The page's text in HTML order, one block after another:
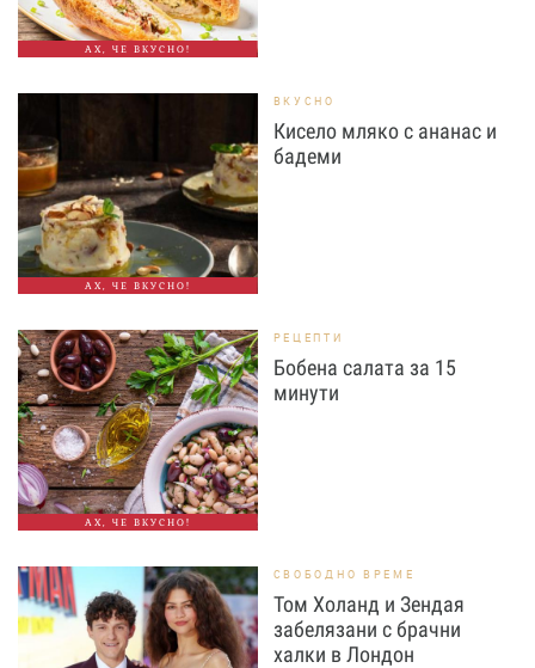
АХ, ЧЕ ВКУСНО!
АХ, ЧЕ ВКУСНО!
ВКУСНО
Кисело мляко с ананас и
бадеми
АХ, ЧЕ ВКУСНО!
РЕЦЕПТИ
Бобена салата за 15
минути
СВОБОДНО ВРЕМЕ
Том Холанд и Зендая
забелязани с брачни
халки в Лондон